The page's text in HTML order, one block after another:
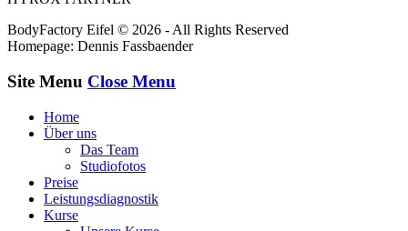
BodyFactory Eifel © 2026 - All Rights Reserved
Homepage: Dennis Fassbaender
Site Menu Close Menu
Home
Über uns
Das Team
Studiofotos
Preise
Leistungsdiagnostik
Kurse